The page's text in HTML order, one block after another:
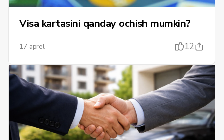
Visa kartasini qanday ochish mumkin?
17 aprel 12